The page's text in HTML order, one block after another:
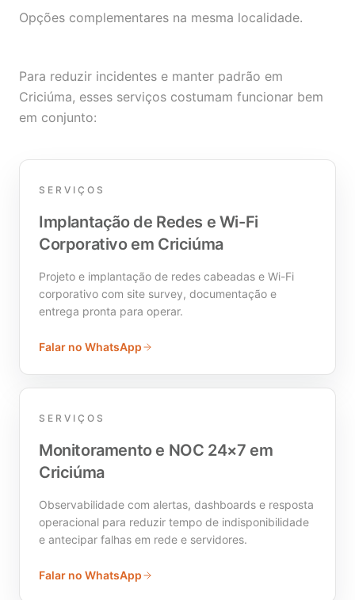
Opções complementares na mesma localidade.
Para reduzir incidentes e manter padrão em
Criciúma, esses serviços costumam funcionar bem
em conjunto:
SERVIÇOS
Implantação de Redes e Wi-Fi
Corporativo em Criciúma
Projeto e implantação de redes cabeadas e Wi-Fi
corporativo com site survey, documentação e
entrega pronta para operar.
Falar no WhatsApp
SERVIÇOS
Monitoramento e NOC 24×7 em
Criciúma
Observabilidade com alertas, dashboards e resposta
operacional para reduzir tempo de indisponibilidade
e antecipar falhas em rede e servidores.
Falar no WhatsApp